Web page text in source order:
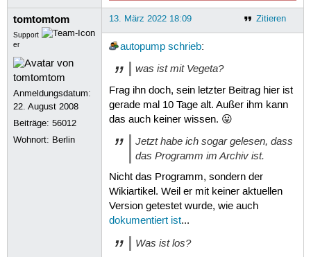
tomtomtom
Support
er
Anmeldungsdatum:
22. August 2008
Beiträge:56012
Wohnort: Berlin
Zitieren
13. März 2022 18:09
autopump schrieb:
was ist mit Vegeta?
Frag ihn doch, sein letzter Beitrag hier ist
gerade mal 10 Tage alt. Außer ihm kann
das auch keiner wissen. 😛
Jetzt habe ich sogar gelesen, dass
das Programm im Archiv ist.
Nicht das Programm, sondern der
Wikiartikel. Weil er mit keiner aktuellen
Version getestet wurde, wie auch
dokumentiert ist...
Was ist los?